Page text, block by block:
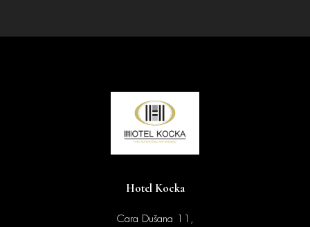
Hotel Kocka
Cara Dušana 11,